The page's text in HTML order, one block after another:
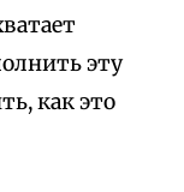
эту
как это